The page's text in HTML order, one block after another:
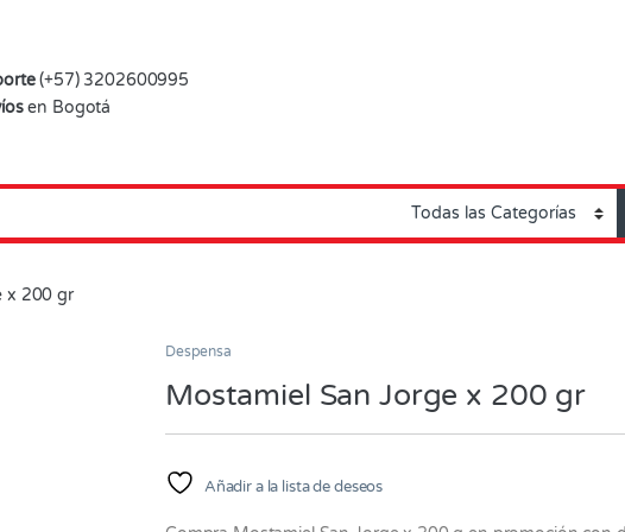
(+57) 3202600995
en Bogotá
x 200 gr
Despensa
Mostamiel San Jorge x 200 gr
Añadir a la lista de deseos